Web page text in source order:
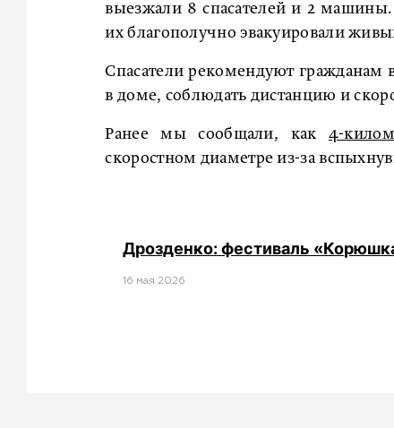
выезжали 8 спасателей и 2
их благополучно эвакуировали
Спасатели рекомендуют гражданам
в доме, соблюдать дистанцию и
Ранее мы сообщали, как 4-
скоростном диаметре из-за
Дрозденко: фестиваль
16 мая 2026